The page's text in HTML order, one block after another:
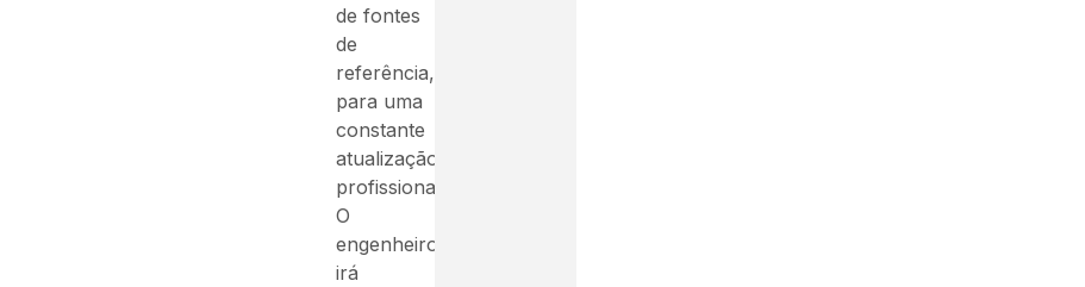
de fontes
de
referência,
para uma
constante
atualização
profissional.
O
engenheiro
irá